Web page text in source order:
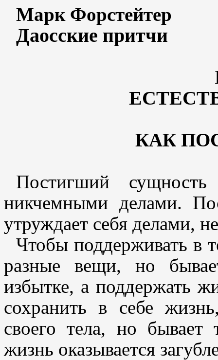
Марк Форстейтер
Даосские притчи
КАК
Постигший
никчемными делами.
утруждает себя делами,
Чтобы поддерживать в
разные вещи, но
избытке, а поддержать
сохранить в себе
своего тела, но
жизнь оказывается